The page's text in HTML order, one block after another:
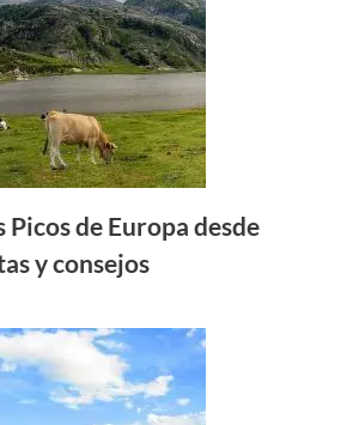
Picos de Europa desde
y consejos